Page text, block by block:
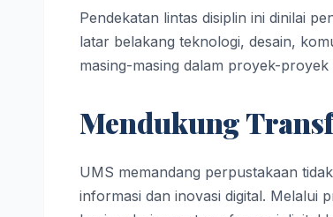
Pendekatan lintas disiplin ini dinilai
latar belakang teknologi, desain,
masing-masing dalam proyek-
Mendukung
UMS memandang perpustakaan
informasi dan inovasi digital. Melalui